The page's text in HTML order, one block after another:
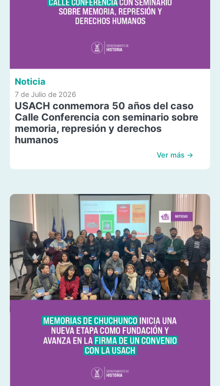
Noticia
7 de Julio de 2026
USACH conmemora 50 años del caso
Calle Conferencia con seminario sobre
memoria, represión y derechos
humanos
Ver más →